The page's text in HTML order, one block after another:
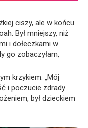
ciszy, ale w końcu
Był mniejszy, niż
i dołeczkami w
go zobaczyłam,
krzykiem: „Mój
i poczucie zdrady
był dzieckiem